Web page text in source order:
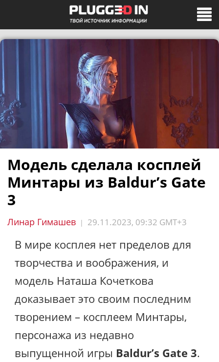
Модель сделала косплей
Минтары из Baldur’s Gate
3
Линар Гимашев | 29.11.2023, 09:32 GMT+3
В мире косплея нет пределов для
творчества и воображения, и
модель Наташа Кочеткова
доказывает это своим последним
творением – косплеем Минтары,
персонажа из недавно
выпущенной игры Baldur’s Gate 3.